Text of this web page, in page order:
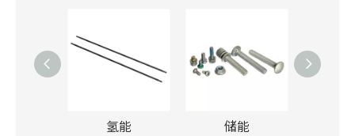
氢能 储能